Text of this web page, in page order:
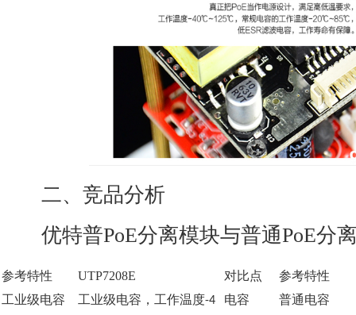
二、竞品分析
优特普PoE分离模块与普通PoE分
参考特性 UTP7208E 对比点 参考特性
工业级电容
工业级电容，工作温度-4
电容 普通电容